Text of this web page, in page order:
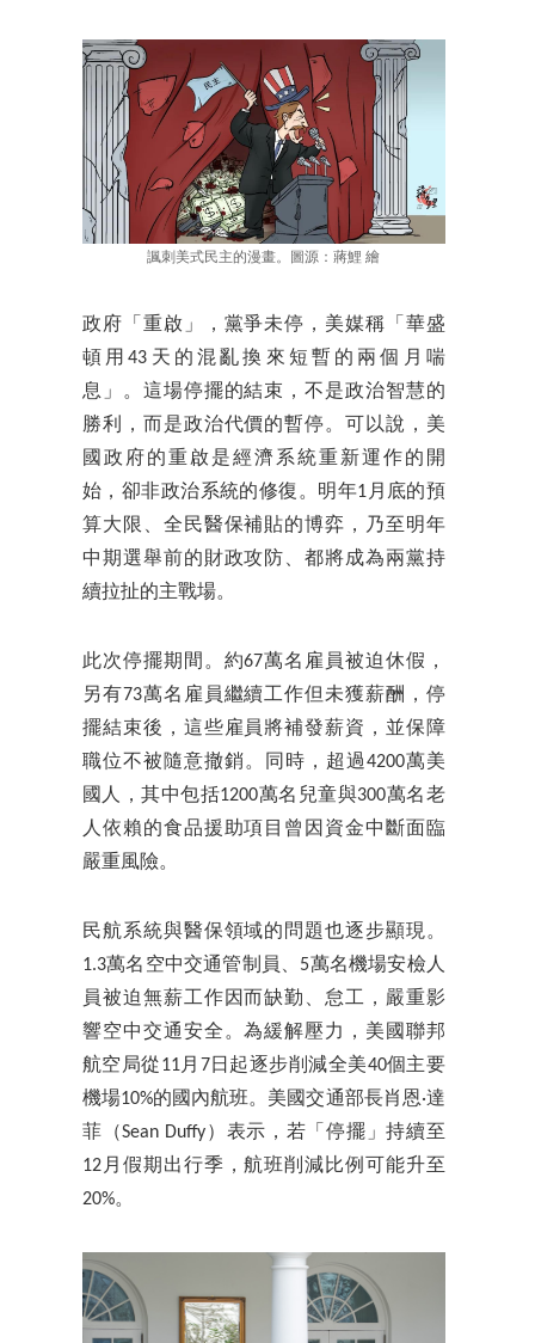
諷刺美式民主的漫畫。圖源：蔣鯉 繪
政府「重啟」，黨爭未停，美媒稱「華盛
頓用43天的混亂換來短暫的兩個月喘
息」。這場停擺的結束，不是政治智慧的
勝利，而是政治代價的暫停。可以說，美
國政府的重啟是經濟系統重新運作的開
始，卻非政治系統的修復。明年1月底的預
算大限、全民醫保補貼的博弈，乃至明年
中期選舉前的財政攻防、都將成為兩黨持
續拉扯的主戰場。
此次停擺期間。約67萬名雇員被迫休假，
另有73萬名雇員繼續工作但未獲薪酬，停
擺結束後，這些雇員將補發薪資，並保障
職位不被隨意撤銷。同時，超過4200萬美
國人，其中包括1200萬名兒童與300萬名老
人依賴的食品援助項目曾因資金中斷面臨
嚴重風險。
民航系統與醫保領域的問題也逐步顯現。
1.3萬名空中交通管制員、5萬名機場安檢人
員被迫無薪工作因而缺勤、怠工，嚴重影
響空中交通安全。為緩解壓力，美國聯邦
航空局從11月7日起逐步削減全美40個主要
機場10%的國內航班。美國交通部長肖恩·達
菲（Sean Duffy）表示，若「停擺」持續至
12月假期出行季，航班削減比例可能升至
20%。